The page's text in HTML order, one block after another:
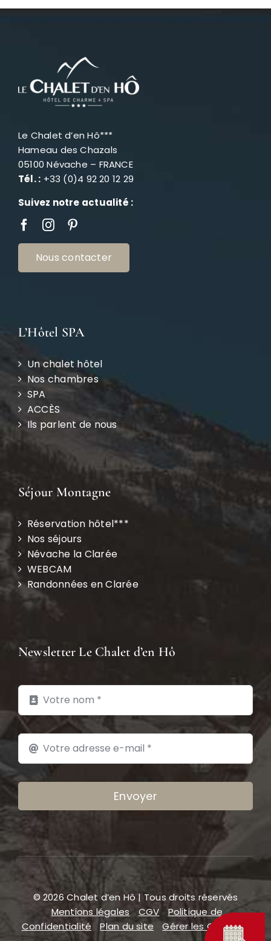
Le Chalet d’en Hô***
Hameau des Chazals
05100 Névache – FRANCE
Tél. : +33 (0)4 92 20 12 29
Suivez notre actualité :
Nous contacter
L’Hôtel SPA
Un chalet hôtel
Nos chambres
SPA
ACCÈS
Ils parlent de nous
Séjour Montagne
Réservation hôtel***
Nos séjours
Névache la Clarée
WEBCAM
Randonnées en Clarée
Newsletter Le Chalet d’en Hô
Envoyer
© 2026 Chalet d’en Hô | Tous droits réservés
Mentions légales
CGV
Politique de
Confidentialité
Plan du site Gérer les COOKIES